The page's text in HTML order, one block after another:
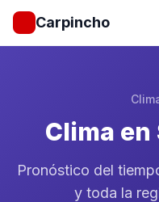
Carpincho
Clima en
Pronóstico del
y toda la